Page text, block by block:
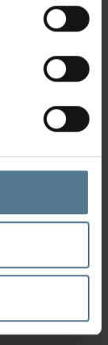
og uden
kontakte
din kat